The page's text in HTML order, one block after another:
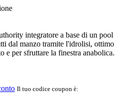
integratore a base di un pool
dal manzo tramite l'idrolisi, ottimo
e per sfruttare la finestra anabolica.
Il tuo codice coupon è: